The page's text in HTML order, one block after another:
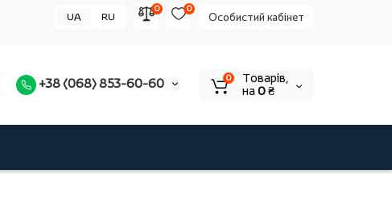
Особистий кабінет
0
0
UA RU
+38 (068) 853-60-60 0
Tоварів,
на0 ₴